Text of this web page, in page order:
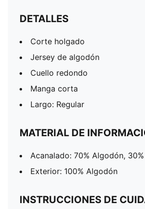
DETALLES
Corte holgado
Jersey de algodón
Cuello redondo
Manga corta
Largo: Regular
MATERIAL DE
Acanalado: 70% Algodón,
Exterior: 100% Algodón
INSTRUCCIONES DE